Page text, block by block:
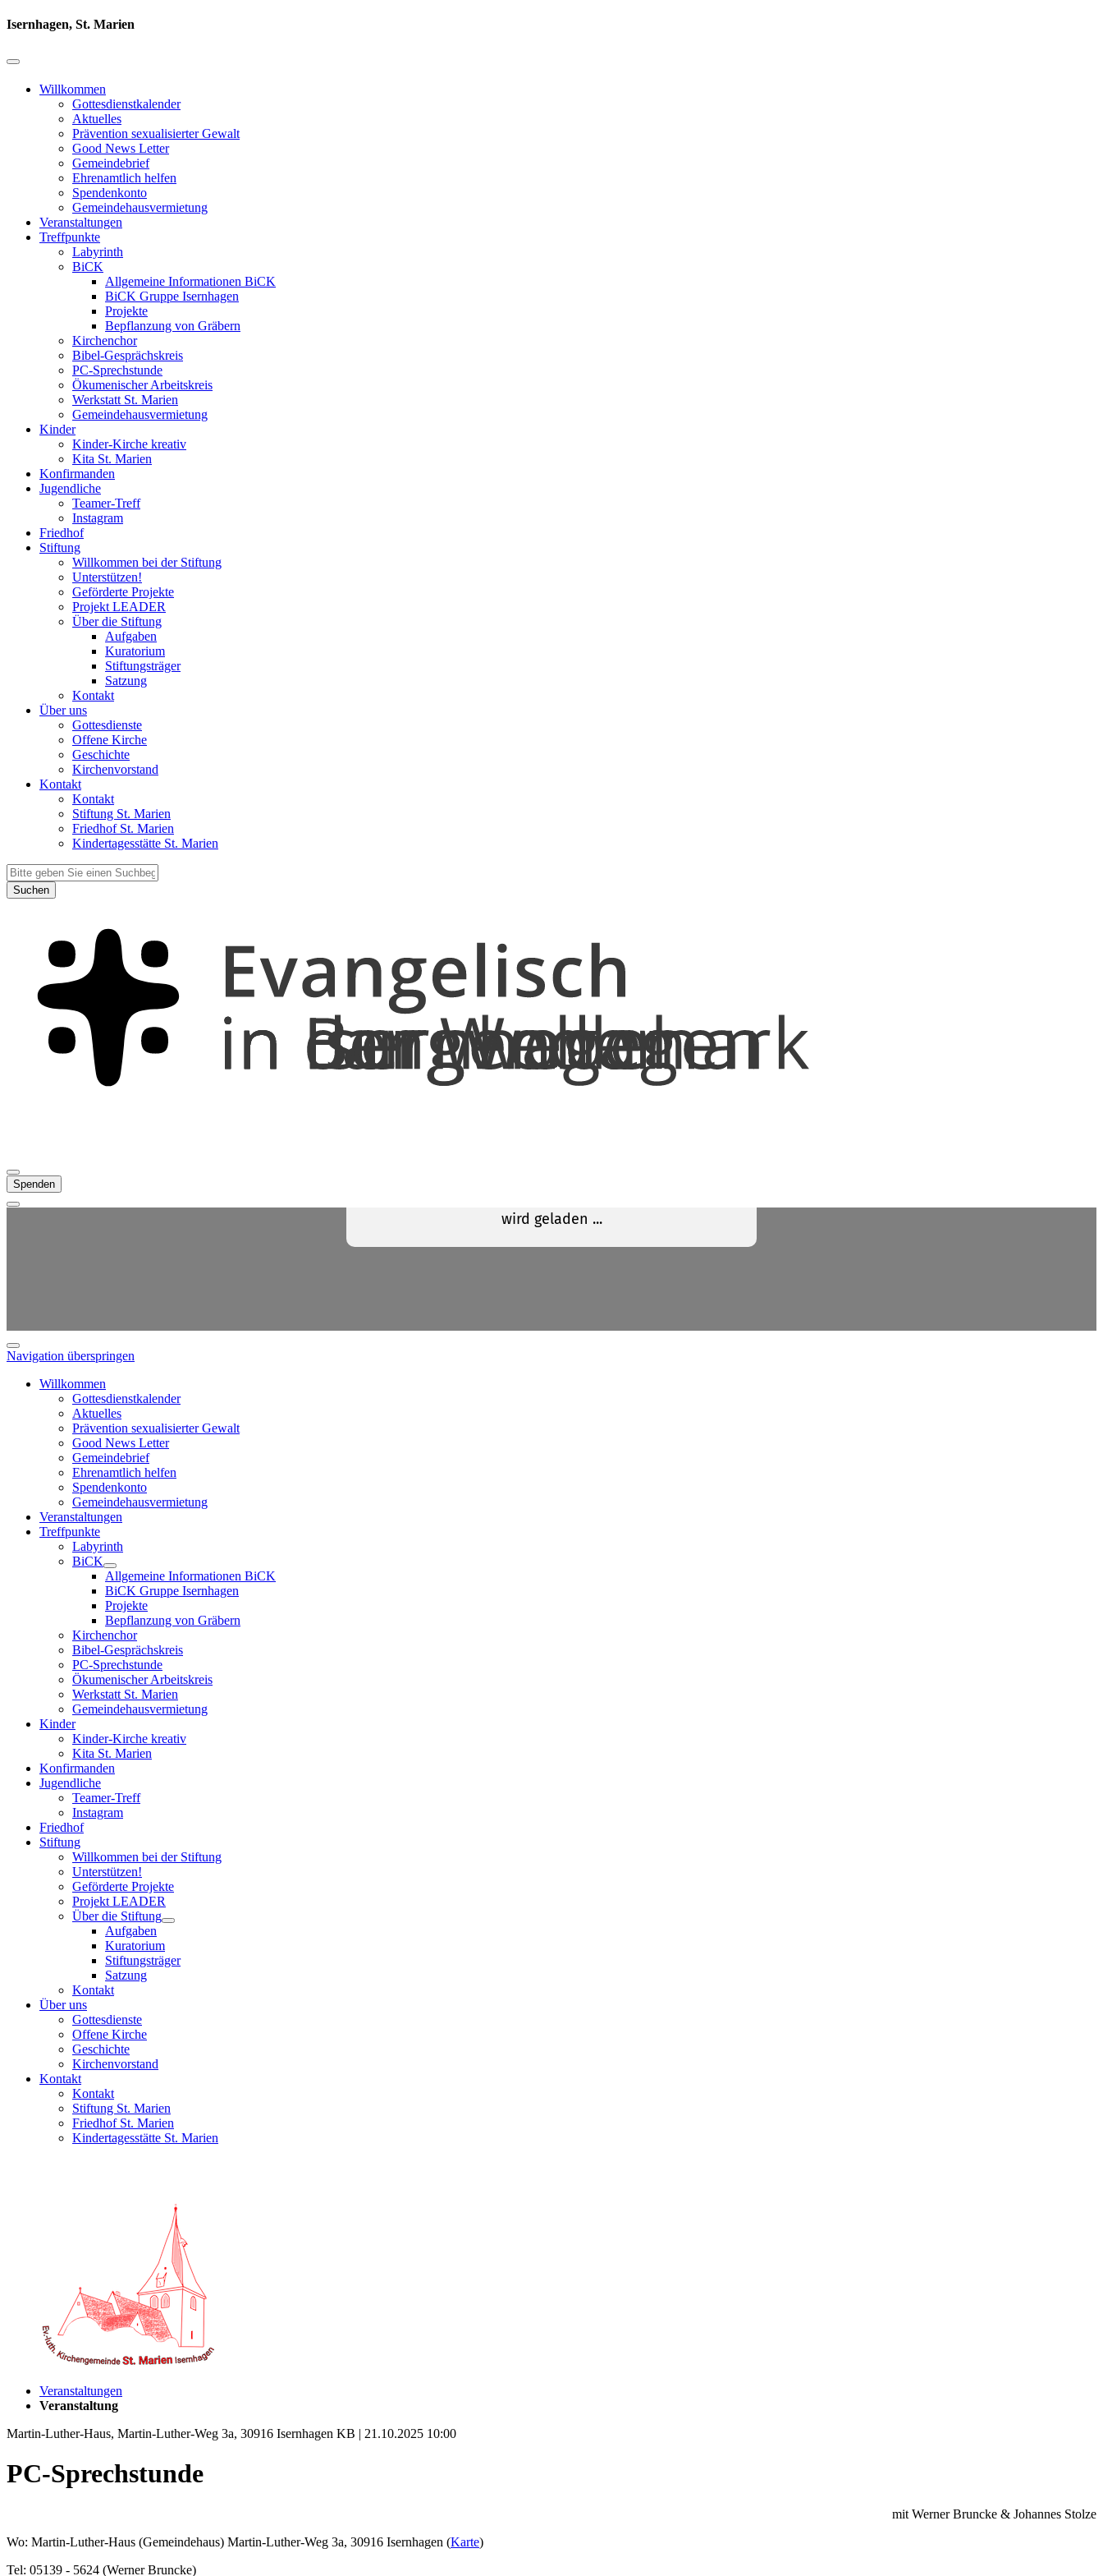
Isernhagen, St. Marien
Willkommen
Gottesdienstkalender
Aktuelles
Prävention sexualisierter Gewalt
Good News Letter
Gemeindebrief
Ehrenamtlich helfen
Spendenkonto
Gemeindehausvermietung
Veranstaltungen
Treffpunkte
Labyrinth
BiCK
Allgemeine Informationen BiCK
BiCK Gruppe Isernhagen
Projekte
Bepflanzung von Gräbern
Kirchenchor
Bibel-Gesprächskreis
PC-Sprechstunde
Ökumenischer Arbeitskreis
Werkstatt St. Marien
Gemeindehausvermietung
Kinder
Kinder-Kirche kreativ
Kita St. Marien
Konfirmanden
Jugendliche
Teamer-Treff
Instagram
Friedhof
Stiftung
Willkommen bei der Stiftung
Unterstützen!
Geförderte Projekte
Projekt LEADER
Über die Stiftung
Aufgaben
Kuratorium
Stiftungsträger
Satzung
Kontakt
Über uns
Gottesdienste
Offene Kirche
Geschichte
Kirchenvorstand
Kontakt
Kontakt
Stiftung St. Marien
Friedhof St. Marien
Kindertagesstätte St. Marien
Suchen
Spenden
Navigation überspringen
Willkommen
Gottesdienstkalender
Aktuelles
Prävention sexualisierter Gewalt
Good News Letter
Gemeindebrief
Ehrenamtlich helfen
Spendenkonto
Gemeindehausvermietung
Veranstaltungen
Treffpunkte
Labyrinth
BiCK
Allgemeine Informationen BiCK
BiCK Gruppe Isernhagen
Projekte
Bepflanzung von Gräbern
Kirchenchor
Bibel-Gesprächskreis
PC-Sprechstunde
Ökumenischer Arbeitskreis
Werkstatt St. Marien
Gemeindehausvermietung
Kinder
Kinder-Kirche kreativ
Kita St. Marien
Konfirmanden
Jugendliche
Teamer-Treff
Instagram
Friedhof
Stiftung
Willkommen bei der Stiftung
Unterstützen!
Geförderte Projekte
Projekt LEADER
Über die Stiftung
Aufgaben
Kuratorium
Stiftungsträger
Satzung
Kontakt
Über uns
Gottesdienste
Offene Kirche
Geschichte
Kirchenvorstand
Kontakt
Kontakt
Stiftung St. Marien
Friedhof St. Marien
Kindertagesstätte St. Marien
Veranstaltungen
Veranstaltung
Martin-Luther-Haus, Martin-Luther-Weg 3a, 30916 Isernhagen KB | 21.10.2025 10:00
PC-Sprechstunde
mit Werner Bruncke & Johannes Stolze
Wo: Martin-Luther-Haus (Gemeindehaus) Martin-Luther-Weg 3a, 30916 Isernhagen (Karte)
Tel: 05139 - 5624 (Werner Bruncke)